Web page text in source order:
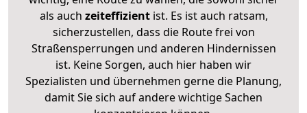
als auch zeiteffizientist. Es ist auch ratsam,
sicherzustellen, dass die Route frei von
Straßensperrungen und anderen Hindernissen
ist. Keine Sorgen, auch hier haben wir
Spezialisten und übernehmen gerne die Planung,
damit Sie sich auf andere wichtige Sachen